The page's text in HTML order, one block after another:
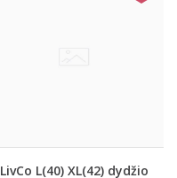
LivCo L(40) XL(42) dydžio